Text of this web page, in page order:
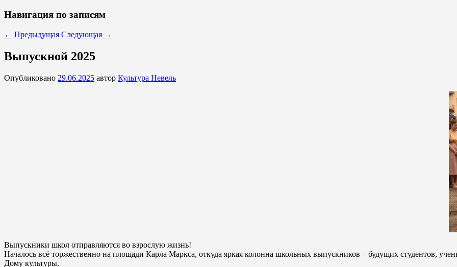
Навигация по записям
← Предыдущая Следующая →
Выпускной 2025
Опубликовано 29.06.2025 автор Культура Невель
Выпускники школ отправляются во взрослую жизнь!
Началось всё торжественно на площади Карла Маркса, откуда яркая колонна школьных выпускников – будущих студентов,
Дому культуры.